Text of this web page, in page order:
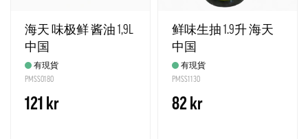
海天 味极鲜 酱油 1,9L
中国
有現貨
PMSS0180
121 kr
鲜味生抽 1.9升 海天
中国
有現貨
PMSS1130
82 kr